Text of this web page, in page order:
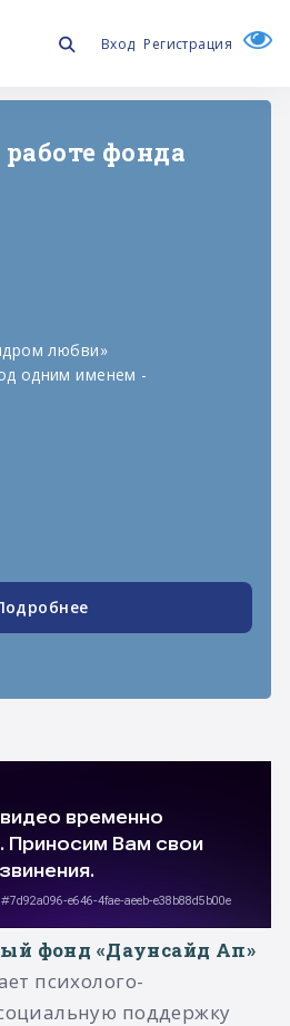
Вход Регистрация
фонда
любви»
одним именем -
фонд «Даунсайд Ап»
психолого-
поддержку